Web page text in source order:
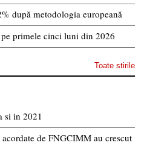
după metodologia europeană
primele cinci luni din 2026
Toate stirile
si in 2021
de FNGCIMM au crescut